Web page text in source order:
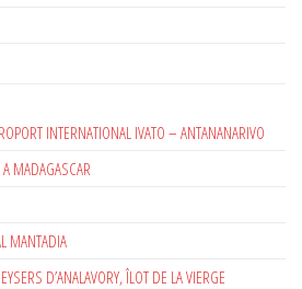
INTERNATIONAL IVATO – ANTANANARIVO
A MADAGASCAR
MANTADIA
D’ANALAVORY, ÎLOT DE LA VIERGE